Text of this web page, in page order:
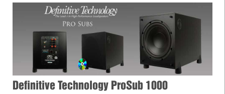
Definitive Technology ProSub 1000